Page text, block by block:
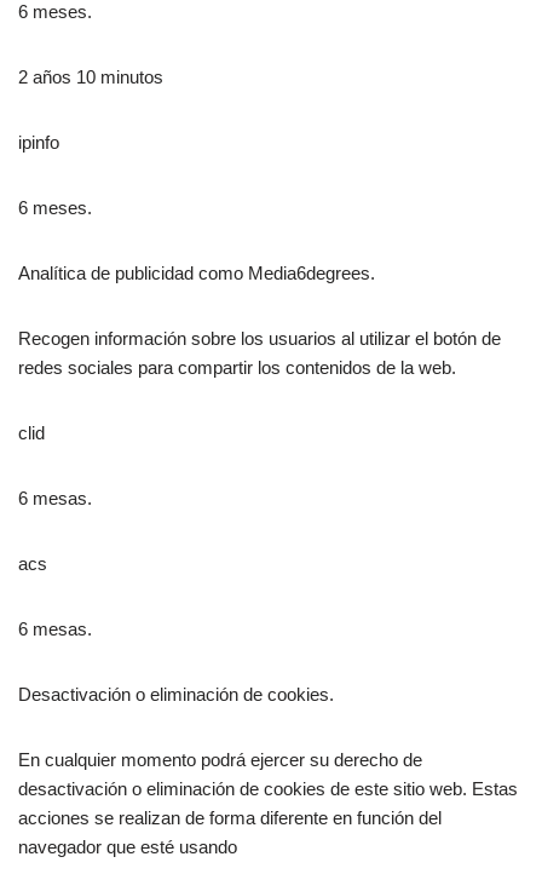
6 meses.
2 años 10 minutos
ipinfo
6 meses.
Analítica de publicidad como Media6degrees.
Recogen información sobre los usuarios al utilizar el botón de
redes sociales para compartir los contenidos de la web.
clid
6 mesas.
acs
6 mesas.
Desactivación o eliminación de cookies.
En cualquier momento podrá ejercer su derecho de
desactivación o eliminación de cookies de este sitio web. Estas
acciones se realizan de forma diferente en función del
navegador que esté usando